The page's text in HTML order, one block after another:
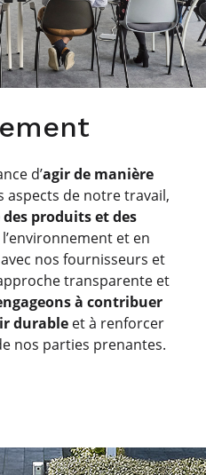
d’agir de manière
aspects de notre travail,
produits et des
et en
nos fournisseurs et
transparente et
à contribuer
durable et à renforcer
nos parties prenantes.